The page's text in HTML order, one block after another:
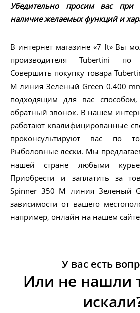
Убедительно просим вас при
наличие желаемых функций и
В интернет магазине «7 ft» Вы
производителя Tubertini
Совершить покупку товара
M линия Зеленый Green 0.400
подходящим для вас способом,
обратный звонок. В нашем
работают квалифицированные
проконсультируют вас по
Рыболовные лески. Мы
нашей стране любыми
Приобрести и заплатить за
Spinner 350 M линия Зеленый
зависимости от вашего
например, онлайн на нашем
У вас есть
Или не нашли